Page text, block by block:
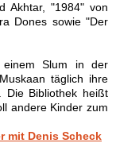
Akhtar, "1984" von
Dones sowie "Der
Slum in der
täglich ihre
Die Bibliothek heißt
andere Kinder zum
mit Denis Scheck